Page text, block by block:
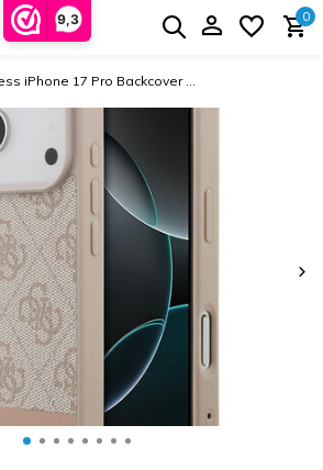
9,3 0
iPhone 17 Pro Backcover ...